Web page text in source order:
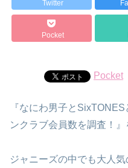
Twitter
Pocket
Pocket
『なにわ男子と
ンクラブ会員数を調査！
ジャニーズの中でも大人